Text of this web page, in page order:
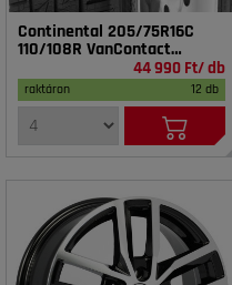
Continental 205/75R16C
110/108R VanContact
44 990 Ft/ db
raktáron 12 db